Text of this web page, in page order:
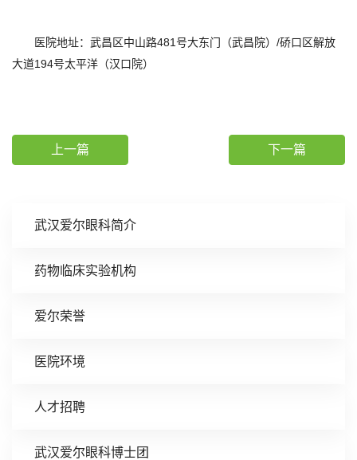
武汉爱尔眼科简介
药物临床实验机构
爱尔荣誉
医院环境
人才招聘
武汉爱尔眼科博士团
医院地址：武昌区中山路481号大东门（武昌院）/硚口区解放
大道194号太平洋（汉口院）
上一篇 下一篇